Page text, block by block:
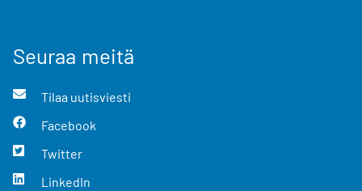
Seuraa meitä
Tilaa uutisviesti
Facebook
Twitter
LinkedIn